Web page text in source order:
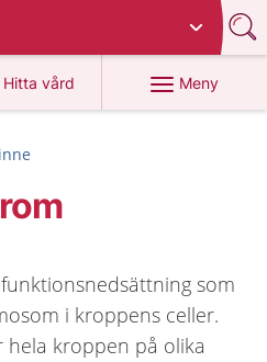
Hitta vård
på 1177.se
Meny
som
i kroppens celler.
hela kroppen på olika